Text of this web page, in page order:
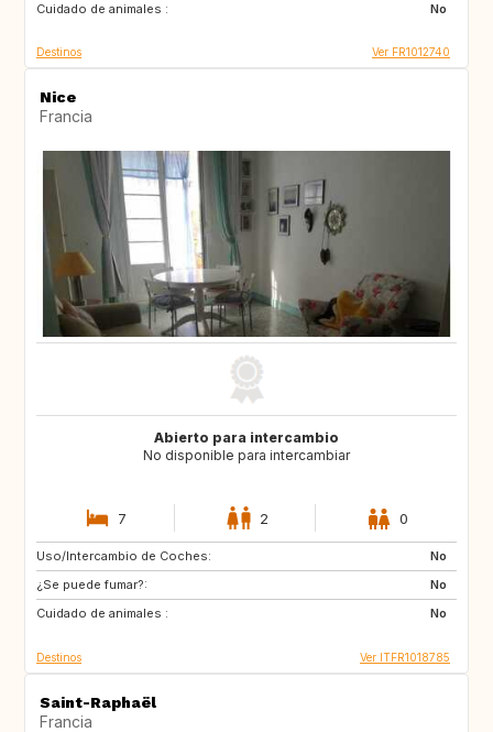
Cuidado de animales :
No
US
Destinos Ver FR1012740
Nice
Francia
Abierto para intercambio
No disponible para intercambiar
7 2 0
Uso/Intercambio de Coches:
No
¿Se puede fumar?:
No
Cuidado de animales :
No
JP
AU
Destinos Ver ITFR1018785
Saint-Raphaël
Francia